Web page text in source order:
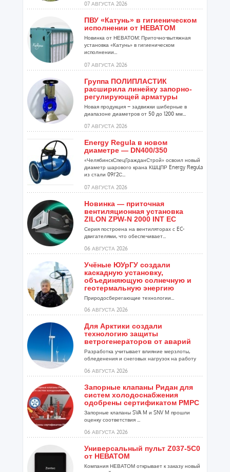
07 АВГУСТА 2026
ПВУ «Катунь» в гигиеническом
исполнении от НЕВАТОМ
Новинка от НЕВАТОМ: Приточно-вытяжная
установка «Катунь» в гигиеническом
исполнении...
07 АВГУСТА 2026
Группа ПОЛИПЛАСТИК
расширила линейку запорно-
регулирующей арматуры
Новая продукция – задвижки шиберные в
диапазоне диаметров от 50 до 1200 мм...
07 АВГУСТА 2026
Energy Regula в новом
диаметре — DN400/350
«ЧелябинскСпецГражданСтрой» освоил новый
диаметр шарового крана КШЦПР Energy Regula
из стали 09Г2С...
07 АВГУСТА 2026
Новинка — приточная
вентиляционная установка
ZILON ZPW-N 2000 INT EC
Серия построена на вентиляторах с EC-
двигателями, что обеспечивает...
06 АВГУСТА 2026
Учёные ЮУрГУ создали
каскадную установку,
объединяющую солнечную и
геотермальную энергию
Природосберегающие технологии...
06 АВГУСТА 2026
Для Арктики создали
технологию защиты
ветрогенераторов от аварий
Разработка учитывает влияние мерзлоты,
обледенения и снеговых нагрузок на работу
06 АВГУСТА 2026
Запорные клапаны Ридан для
систем холодоснабжения
одобрены сертификатом РМРС
Запорные клапаны SVA M и SNV M прошли
оценку соответствия ...
06 АВГУСТА 2026
Универсальный пульт Z037-5C0
от НЕВАТОМ
Компания НЕВАТОМ открывает к заказу новый